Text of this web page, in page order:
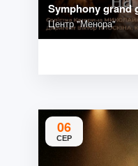
Symphony grand
Центр "Менора"
06
СЕР